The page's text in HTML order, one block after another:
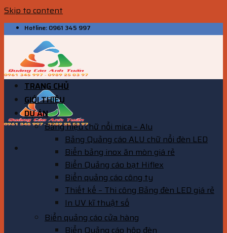
Skip to content
Hotline: 0961 345 997
TRANG CHỦ
GIỚI THIỆU
DỰ ÁN
Bảng hiệu chữ nổi mica – Alu
Bảng Quảng cáo ALU chữ nổi đèn LED
Biển bảng inox ăn mòn giá rẻ
Biển Quảng cáo bạt Hiflex
Biển quảng cáo công ty
Thiết kế – Thi công Bảng đèn LED giá rẻ
In UV kĩ thuật số
Biển quảng cáo cửa hàng
Biển Quảng cáo hộp đèn